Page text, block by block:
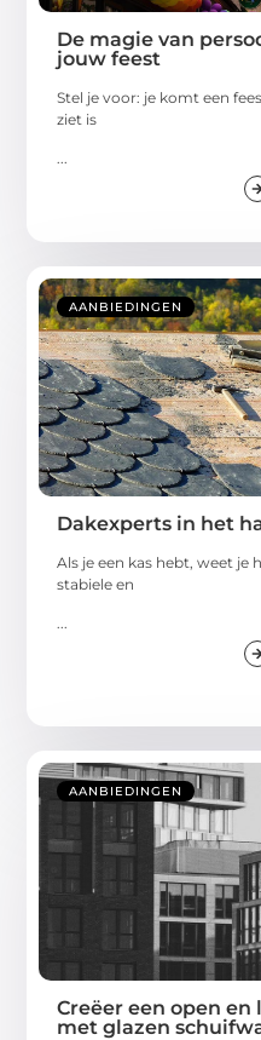
De magie van
jouw feest
Stel je voor: je komt een
ziet is
...
AANBIEDINGEN
Dakexperts in het
Als je een kas hebt, weet je
stabiele en
...
AANBIEDINGEN
Creëer een open
met glazen